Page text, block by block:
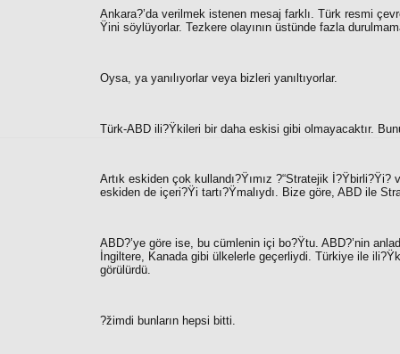
Ankara?’da verilmek istenen mesaj farklı. Türk resmi
Ÿini söylüyorlar. Tezkere olayının üstünde fazla
Oysa, ya yanılıyorlar veya bizleri yanıltıyorlar.
Türk-ABD ili?Ÿkileri bir daha eskisi gibi olmayacaktır.
Artık eskiden çok kullandı?Ÿımız ?“Stratejik İ?Ÿbirli?Ÿi?
eskiden de içeri?Ÿi tartı?Ÿmalıydı. Bize göre, ABD ile
ABD?’ye göre ise, bu cümlenin içi bo?Ÿtu. ABD?’nin
İngiltere, Kanada gibi ülkelerle geçerliydi. Türkiye ile
görülürdü.
?žimdi bunların hepsi bitti.